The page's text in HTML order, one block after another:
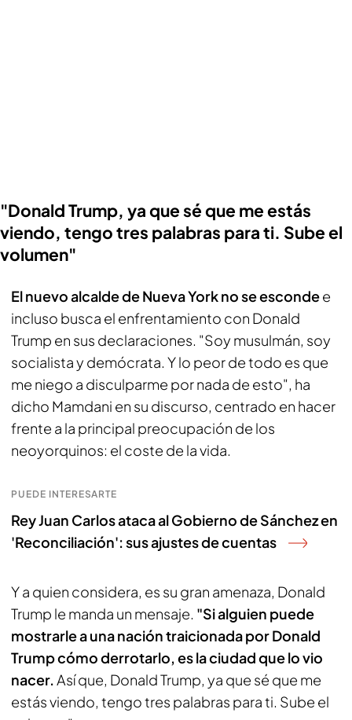
"Donald Trump, ya que sé que me estás
viendo, tengo tres palabras para ti. Sube el
volumen"
El nuevo alcalde de Nueva York no se escondee
incluso busca el enfrentamiento con Donald
Trump en sus declaraciones. "Soy musulmán, soy
socialista y demócrata. Y lo peor de todo es que
me niego a disculparme por nada de esto", ha
dicho Mamdani en su discurso, centrado en hacer
frente a la principal preocupación de los
neoyorquinos: el coste de la vida.
PUEDE INTERESARTE
Rey Juan Carlos ataca al Gobierno de Sánchez en
'Reconciliación': sus ajustes de cuentas
Y a quien considera, es su gran amenaza, Donald
Trump le manda un mensaje. "Si alguien puede
mostrarle a una nación traicionada por Donald
Trump cómo derrotarlo, es la ciudad que lo vio
nacer.Así que, Donald Trump, ya que sé que me
estás viendo, tengo tres palabras para ti. Sube el